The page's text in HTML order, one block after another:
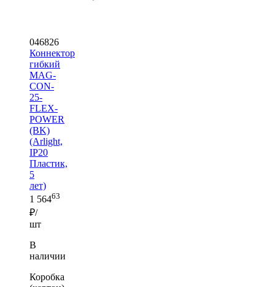
046826
Коннектор
гибкий
MAG-
CON-
25-
FLEX-
POWER
(BK)
(Arlight,
IP20
Пластик,
5
лет)
1 56463
₽/
шт
В
наличии
Коробка